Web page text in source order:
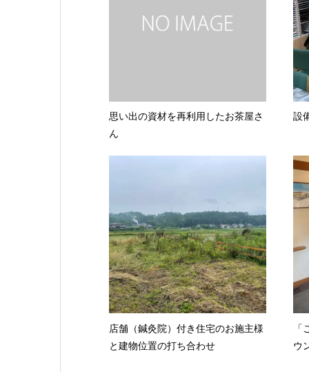
思い出の資材を再利用したお茶屋さ
ん
設
店舗（鍼灸院）付き住宅のお施主様
と建物位置の打ち合わせ
ウ